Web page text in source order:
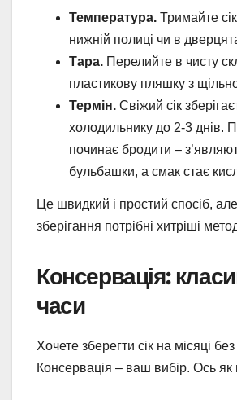
Температура. Тримайте
нижній полиці чи в
Тара. Перелийте в чисту
пластикову пляшку з
Термін. Свіжий сік
холодильнику до 2-3 днів.
починає бродити –
бульбашки, а смак стає
Це швидкий і простий спосіб,
зберігання потрібні хитріші
Консервація:
часи
Хочете зберегти сік на місяці
Консервація – ваш вибір. Ось як